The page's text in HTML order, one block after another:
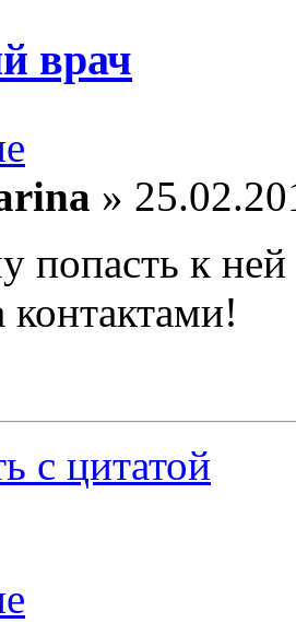
врач
»
попасть к
контактами!
с цитатой